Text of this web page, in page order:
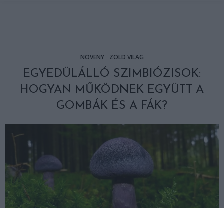
NÖVÉNY ZÖLD VILÁG
EGYEDÜLÁLLÓ SZIMBIÓZISOK:
HOGYAN MŰKÖDNEK EGYÜTT A
GOMBÁK ÉS A FÁK?